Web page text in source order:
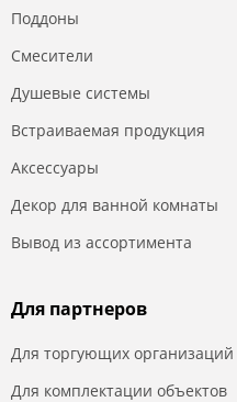
Поддоны
Смесители
Душевые системы
Встраиваемая продукция
Аксессуары
Декор для ванной комнаты
Вывод из ассортимента
Для партнеров
Для торгующих организаций
Для комплектации объектов